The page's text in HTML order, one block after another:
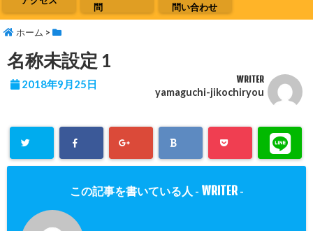
問
問い合わせ
ホーム >
名称未設定 1
2018年9月25日 WRITER
yamaguchi-jikochiryou
この記事を書いている人 - WRITER-